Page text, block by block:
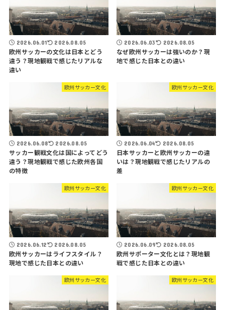
2026.06.01 2026.08.05
欧州サッカーの文化は日本とどう
違う？現地観戦で感じたリアルな
違い
2026.06.03 2026.08.05
なぜ欧州サッカーは強いのか？現
地で感じた日本との違い
欧州サッカー文化
2026.06.08 2026.08.05
サッカー観戦文化は国によってどう
違う？現地観戦で感じた欧州各国
の特徴
欧州サッカー文化
2026.06.04 2026.08.05
日本サッカーと欧州サッカーの違
いは？現地観戦で感じたリアルの
差
欧州サッカー文化
2026.06.12 2026.08.05
欧州サッカーはライフスタイル？
現地で感じた日本との違い
欧州サッカー文化
2026.06.09 2026.08.05
欧州サポーター文化とは？現地観
戦で感じた日本との違い
欧州サッカー文化 欧州サッカー文化